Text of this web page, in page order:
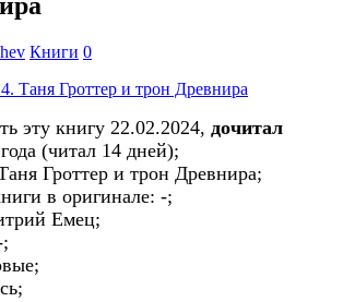
Книги 0
эту книгу 22.02.2024, дочитал
года (читал 14 дней);
Гроттер и трон Древнира;
в оригинале: -;
Емец;